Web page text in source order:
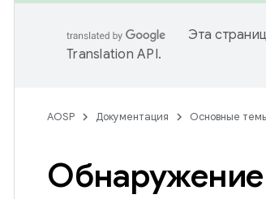
Эта
Translation API.
AOSP Документация Основные
Обнаружение